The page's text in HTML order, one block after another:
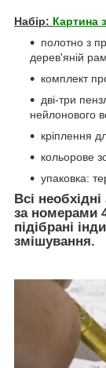
Набір: Картина
полотно з
дерев'яній
комплект
дві-три
нейлонового
кріплення
кольорове
упаковка:
Всі
за номерами
підібрані
змішування.